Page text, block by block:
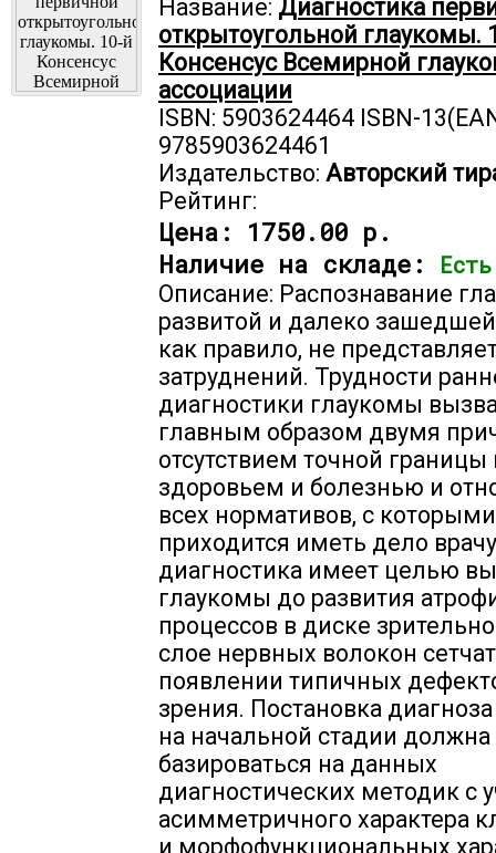
Название: Диагностика
открытоугольной глаукомы.
Консенсус Всемирной
ассоциации
ISBN: 5903624464 ISBN-
9785903624461
Издательство: Авторский
Рейтинг:
Цена: 1750.00 р.
Наличие на складе:
Описание: Распознавание
развитой и далеко
как правило, не
затруднений. Трудности
диагностики глаукомы
главным образом двумя
отсутствием точной
здоровьем и болезнью и
всех нормативов, с которыми
приходится иметь дело
диагностика имеет целью
глаукомы до развития
процессов в диске
слое нервных волокон
появлении типичных
зрения. Постановка
на начальной стадии должна
базироваться на данных
диагностических методик с
асимметричного характера
и морфофункциональных